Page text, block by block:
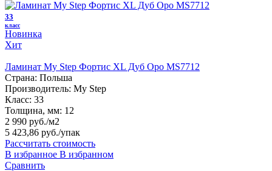
33
класс
Новинка
Хит
Ламинат My Step Фортис XL Дуб Оро MS7712
Страна: Польша
Производитель: My Step
Класс: 33
Толщина, мм: 12
2 990 руб./м2
5 423,86 руб./упак
Рассчитать стоимость
В избранное В избранном
Сравнить